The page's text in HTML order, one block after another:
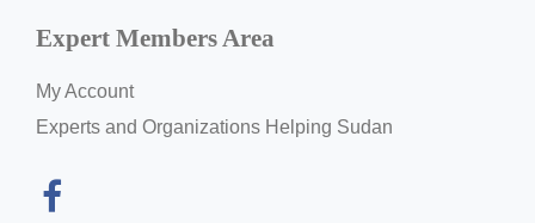
Expert Members Area
My Account
Experts and Organizations Helping Sudan